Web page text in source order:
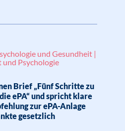
und Gesundheit |
und Psychologie
Brief „Fünf Schritte zu
ePA“ und spricht klare
zur ePA-Anlage
gesetzlich